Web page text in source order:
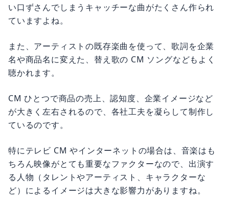
い口ずさんでしまうキャッチーな曲がたくさん作られ
ていますよね。
また、アーティストの既存楽曲を使って、歌詞を企業
名や商品名に変えた、替え歌の CM ソングなどもよく
聴かれます。
CM ひとつで商品の売上、認知度、企業イメージなど
が大きく左右されるので、各社工夫を凝らして制作し
ているのです。
特にテレビ CM やインターネットの場合は、音楽はも
ちろん映像がとても重要なファクターなので、出演す
る人物（タレントやアーティスト、キャラクターな
ど）によるイメージは大きな影響力がありますね。